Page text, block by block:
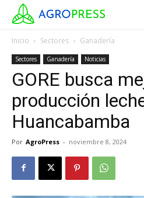
Inicio Sectores Ganadería
Sectores Ganadería Noticias
GORE busca
producción
Huancabamba
Por AgroPress - noviembre 8, 2024